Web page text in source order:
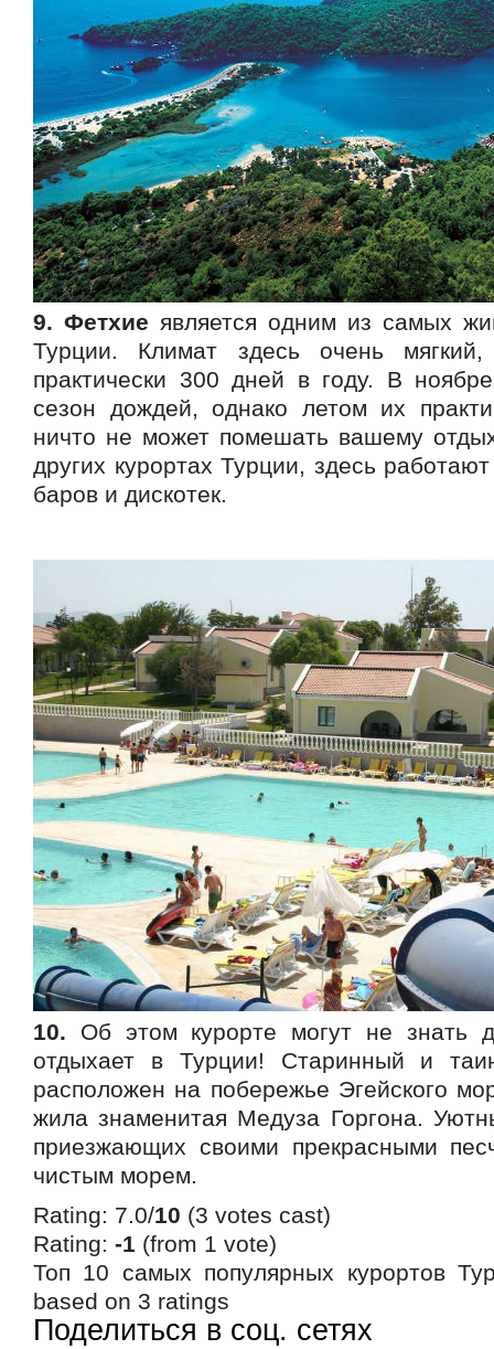
9. Фетхие является одним из самых
Турции. Климат здесь очень
практически 300 дней в году. В
сезон дождей, однако летом их
ничто не может помешать вашему
других курортах Турции, здесь
баров и дискотек.
10. Об этом курорте могут не знать
отдыхает в Турции! Старинный и
расположен на побережье Эгейского
жила знаменитая Медуза Горгона.
приезжающих своими прекрасными
чистым морем.
Rating: 7.0/10 (3 votes cast)
Rating: -1 (from 1 vote)
Топ 10 самых популярных курортов
based on 3 ratings
Поделиться в соц. сетях